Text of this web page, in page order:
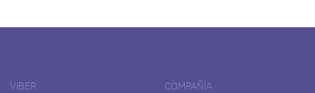
VIBER COMPAÑÍA